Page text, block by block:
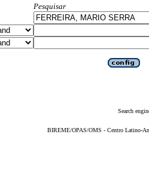
Pesquisar
Search
BIREME/OPAS/OMS - Centro Latino-